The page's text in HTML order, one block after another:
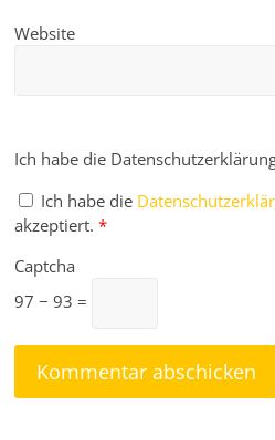
Website
Ich habe die
Ich habe die
akzeptiert. *
Captcha
97 − 93 =